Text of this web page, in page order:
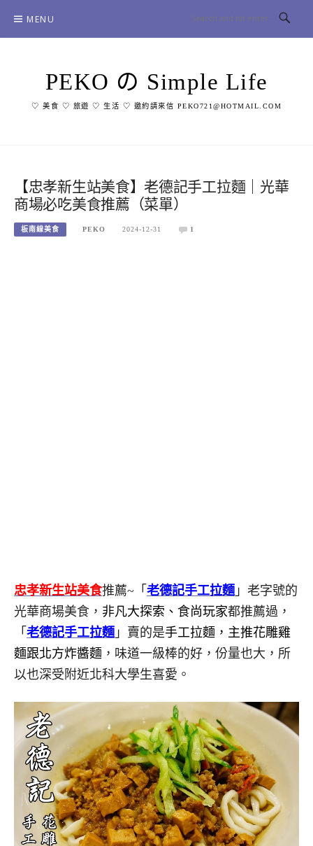
content
MENU
PEKO の Simple Life
♡ 美食 ♡ 旅遊 ♡ 生活 ♡ 邀約請來信 PEKO721@HOTMAIL.COM
【忠孝新生站美食】老德記手工拉麵｜光華
商場必吃美食推薦（菜單）
板南線美食 PEKO 2024-12-31 1
忠孝新生站美食推薦~「 老德記手工拉麵」老字號的
光華商場美食， 非凡大探索、食尚玩家都推薦過，
「 老德記手工拉麵」賣的是手工拉麵，主推花雕雞
麵跟北方炸醬麵 ，味道一級棒的好，份量也大，所
以也深受附近北科大學生喜愛。